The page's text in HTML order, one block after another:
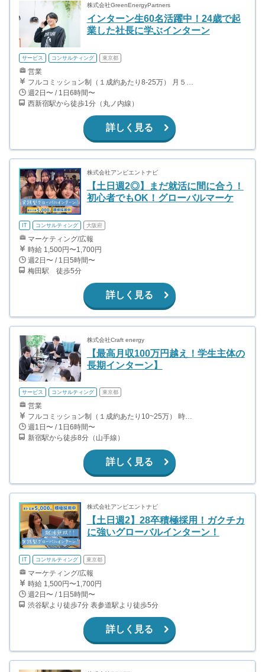
株式会社GreenEnergyPartners
インターン生60名活躍中！24歳で起
業した社長に学ぶインターン
サービス コンサルティング 東京都
営業
フルコミッション制（１成約あたり8-25万） 月５０万以上稼ぐインターン生も多数います！ ■収入例 ○入社１ヶ月目（明治大学2年生） 役職：アポインター 月間１契約×８万円＝８万円 ＋交通費 ○入社３ヶ月目（東京大学２年生） 役職：アポインター（ランク：ブロンズ） 月間３契約×10万円＝30万円 ＋交通費 ○入社６ヶ月目（早稲田大学３年生） 役職：アポインター（ランク：シルバー） 月間５契約×12万円＝60万円 ＋交通費 ○入社15ヶ月目（慶應大学３年生） 役職：クローザー 月間３契約×25万＝75万円 ＋交通費
週2日〜 / 1日6時間〜
西新宿駅から徒歩1分（丸ノ内線）
詳しく見る
株式会社アンビエントナビ
【土日週2◎】まだ就活に間に合う！
初心者でもOK！グローバルマーケ
IT コンサルティング 大阪府
マーケティング/広報
時給 1,500円〜1,700円
週2日〜 / 1日5時間〜
梅田駅 徒歩5分
詳しく見る
株式会社Craft energy
【最高月収100万円越え！学生主体の
長期インターン】
サービス コンサルティング 東京都
営業
フルコミッション制（１成約あたり10~25万） 時給換算で（2000円〜2500円）程度が目安となります。 月100万を稼ぐ学生多数在籍しています。 ■収入例 〇入社1か月目（早稲田大学2年生） 役職：アポインター 月間1契約×10万円＝10万円 ＋交通費 〇入社3か月目（明治大学2年生） 役職：アポインター 月間2契約×13万円＝26万円 ＋交通費 〇入社6か月目（慶應義塾大学3年生） 役職：アポインター 月間5契約×15万円＝75万円 ＋交通費 〇入社15か月目（東京大学3年生） 役職：クローザー 月間3契約×25万=75万円 ＋交通費 交通費支給あり
週1日〜 / 1日6時間〜
新宿駅から徒歩8分（山手線）
詳しく見る
株式会社アンビエントナビ
【土日週2】28卒積極採用！ガクチカ
に強いグローバルインターン！
IT コンサルティング 東京都
マーケティング/広報
時給 1,500円〜1,700円
週2日〜 / 1日5時間〜
渋谷駅より徒歩7分 表参道駅より徒歩5分
詳しく見る